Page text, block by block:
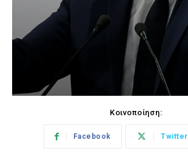
Κοινοποίηση:
Facebook Twitter